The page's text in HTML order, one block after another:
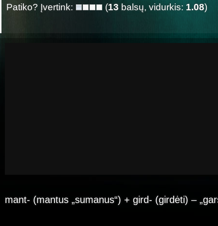
Patiko? Įvertink:
(13 balsų, vidurkis: 1.08)
mant- (mantus „sumanus“) + gird- (girdėti) –